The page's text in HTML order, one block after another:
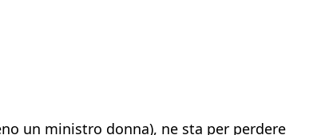
un ministro donna), ne sta per perdere